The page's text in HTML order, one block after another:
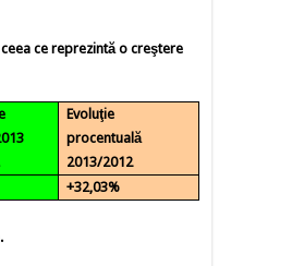
ce reprezintăo creştere
Evoluţie
procentuală
2013/2012
+32,03%